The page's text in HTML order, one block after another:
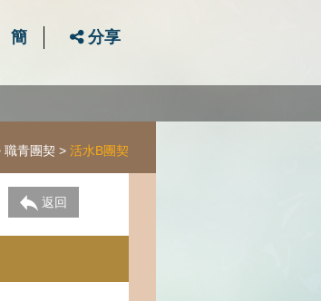
簡 分享
職青團契 活水B團契
返回